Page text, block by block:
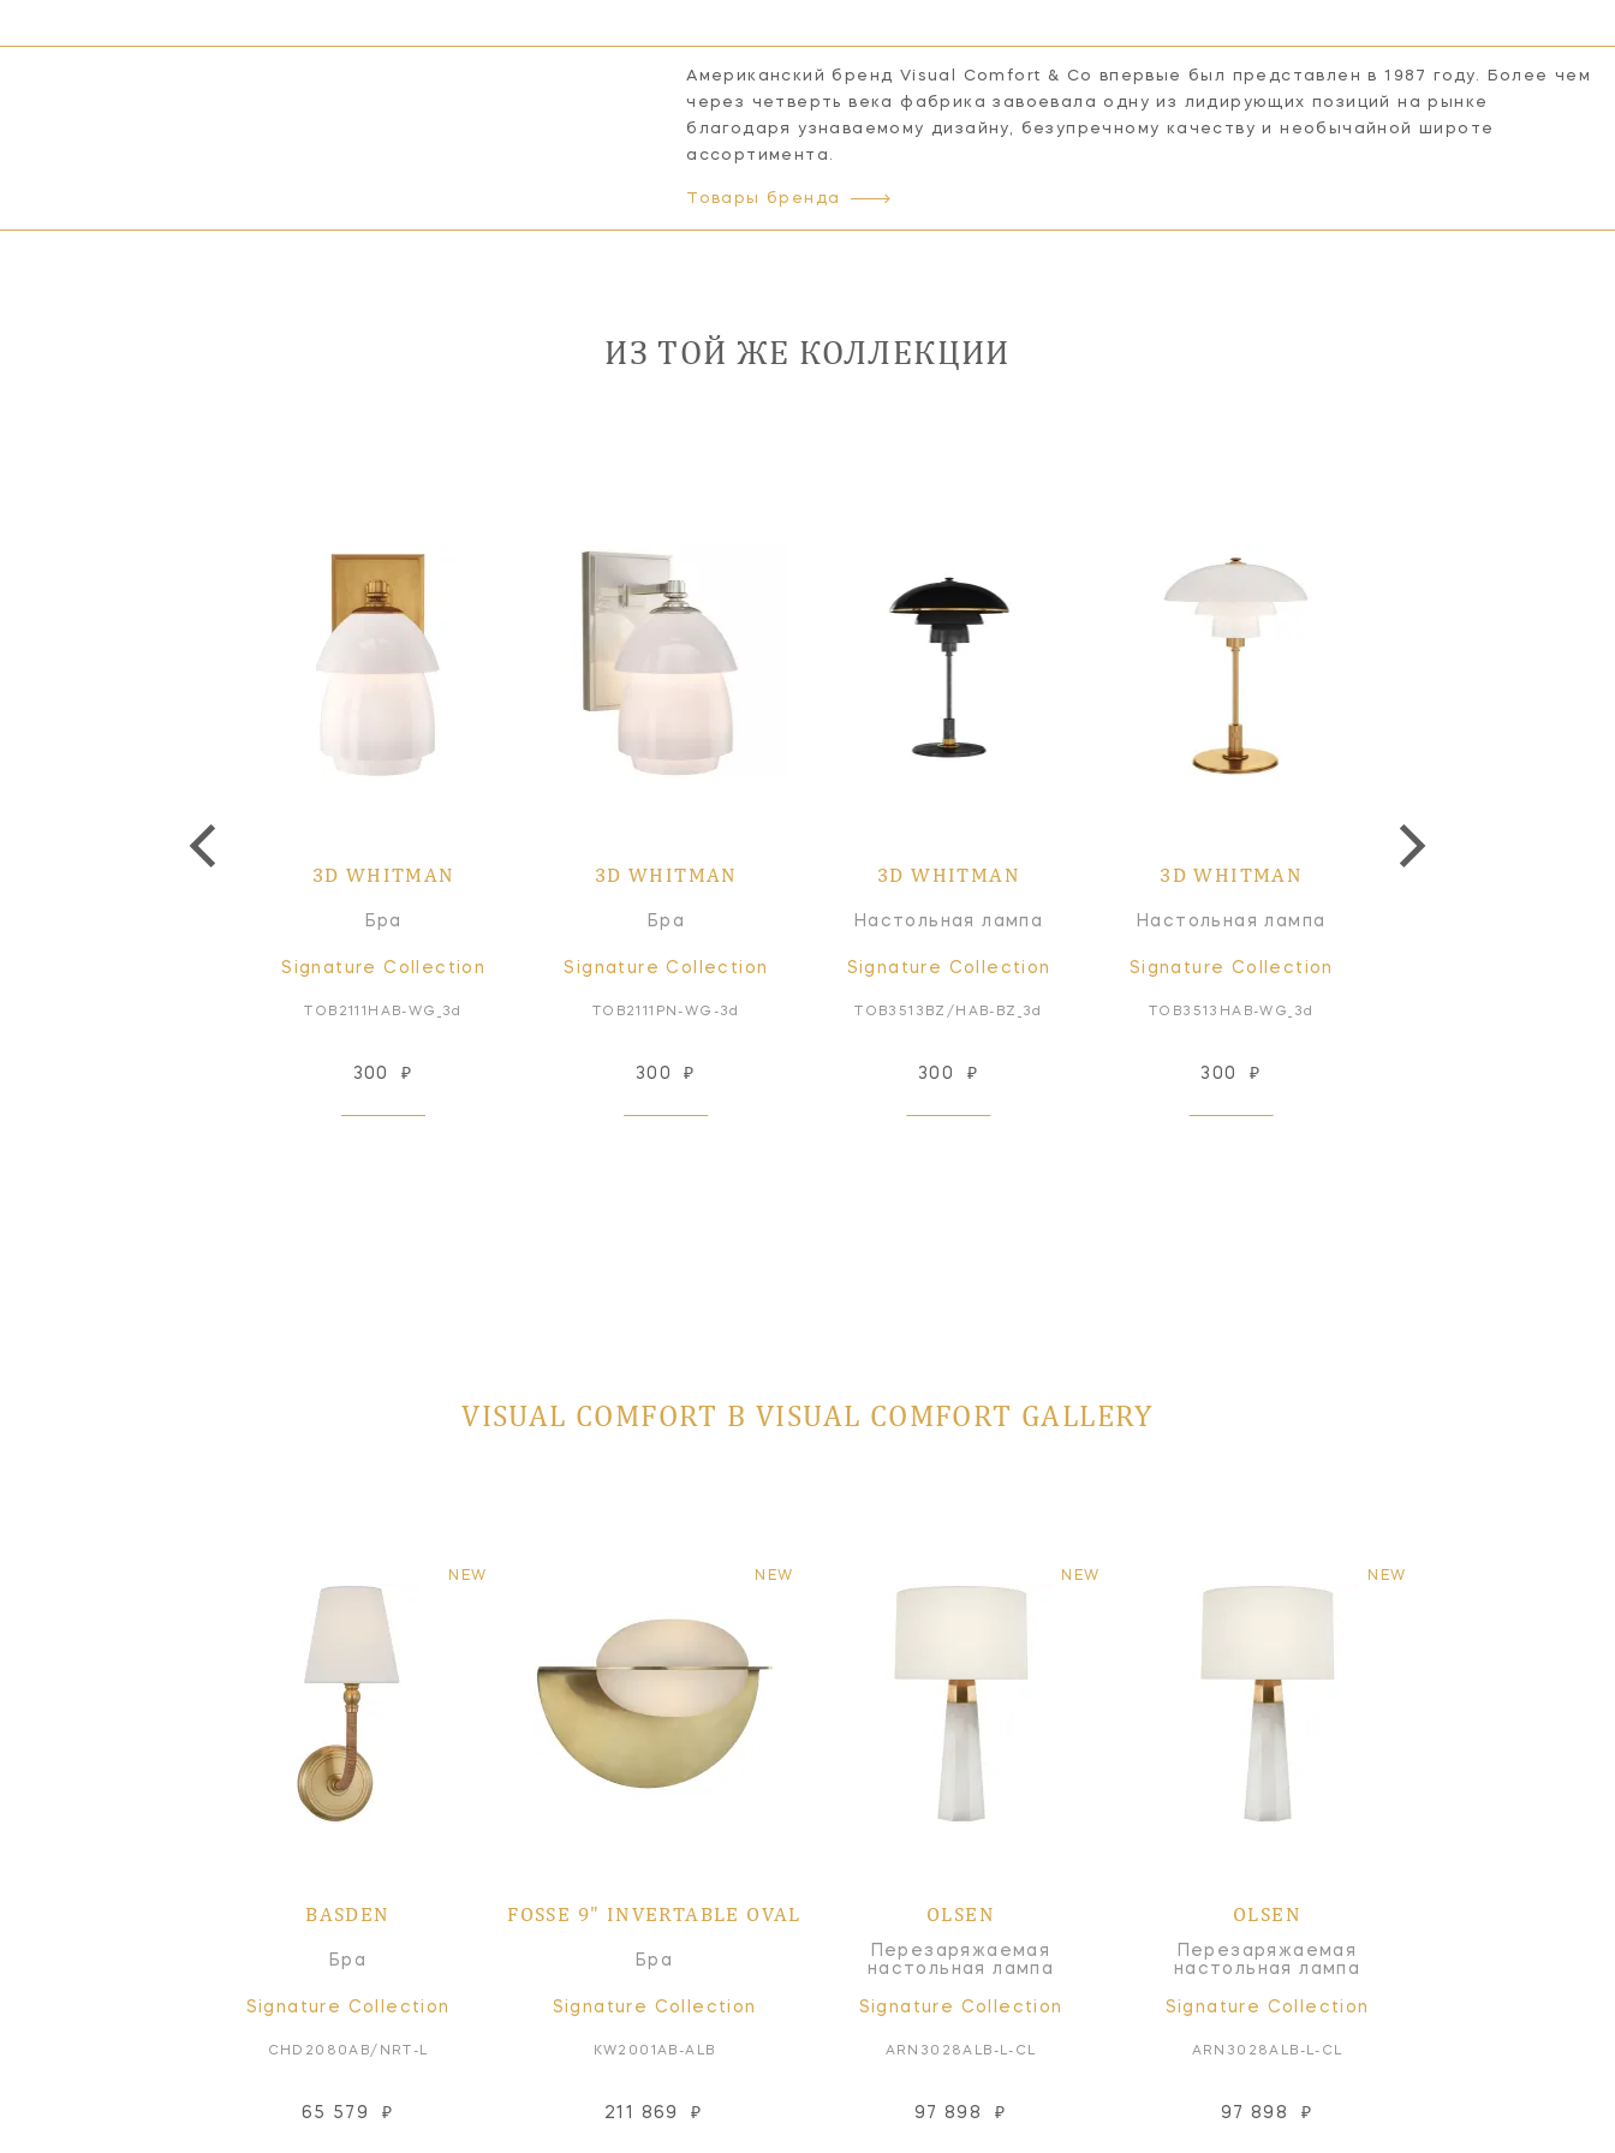
Американский бренд Visual Comfort & Co впервые был представлен в 1987 году. Более чем
через четверть века фабрика завоевала одну из лидирующих позиций на рынке
благодаря узнаваемому дизайну, безупречному качеству и необычайной широте
ассортимента.
Товары бренда
ИЗ ТОЙ ЖЕ КОЛЛЕКЦИИ
3D WHITMAN
Бра
Signature Collection
TOB2111HAB-WG_3d
300 ₽
3D WHITMAN
Бра
Signature Collection
TOB2111PN-WG-3d
300 ₽
3D WHITMAN
Настольная лампа
Signature Collection
TOB3513BZ/HAB-BZ_3d
300 ₽
3D WHITMAN
Настольная лампа
Signature Collection
TOB3513HAB-WG_3d
300 ₽
VISUAL COMFORT В VISUAL COMFORT GALLERY
NEW
BASDEN
Бра
Signature Collection
CHD2080AB/NRT-L
65 579 ₽
NEW
FOSSE 9" INVERTABLE OVAL
Бра
Signature Collection
KW2001AB-ALB
211 869 ₽
NEW
OLSEN
Перезаряжаемая
настольная лампа
Signature Collection
ARN3028ALB-L-CL
97 898 ₽
NEW
OLSEN
Перезаряжаемая
настольная лампа
Signature Collection
ARN3028ALB-L-CL
97 898 ₽